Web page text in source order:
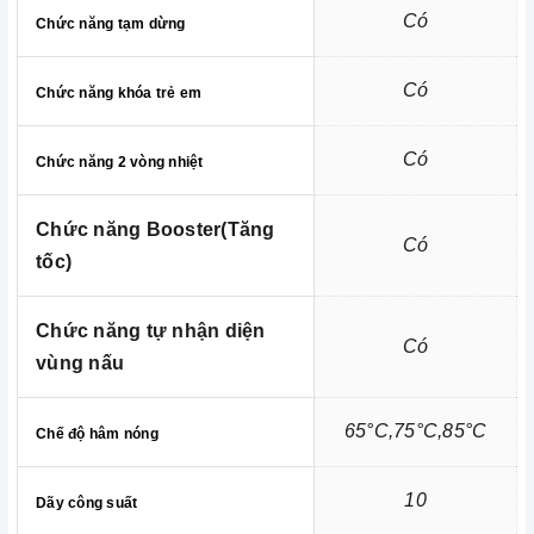
từ chính là đẩy nhanh thời gian nấu. Với chức năng này,
thời gian đun nấu thậm chí được đẩy nhanh hơn tới
Tính năng chống tràn
được đặt ở bảng điều khiển của
bếp từ, dưới bề mặt kính. Khi nước tràn xuống mặt bếp,
Chức năng tạm dừng Có
Chức năng khóa trẻ em Có
Chức năng 2 vòng nhiệt Có
Chức năng Booster(Tăng
tốc)
Có
Chức năng tự nhận diện
vùng nấu
Có
Chế độ hâm nóng 65°C,75°C,85°C
Dãy công suất 10